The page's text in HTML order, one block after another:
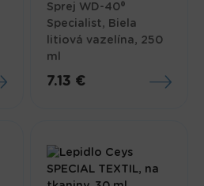
Sprej WD-40®
Specialist, Biela
litiová vazelína, 250
ml
7.13 €